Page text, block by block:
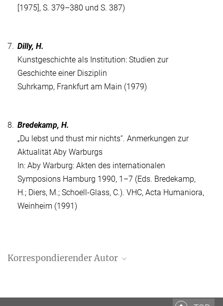
[1975], S. 379–380 und S. 387)
7. Dilly, H.
Kunstgeschichte als Institution: Studien zur
Geschichte einer Disziplin
Suhrkamp, Frankfurt am Main (1979)
8. Bredekamp, H.
„Du lebst und thust mir nichts“. Anmerkungen zur
Aktualität Aby Warburgs
In: Aby Warburg: Akten des internationalen
Symposions Hamburg 1990, 1–7 (Eds. Bredekamp,
H.; Diers, M.; Schoell-Glass, C.). VHC, Acta Humaniora,
Weinheim (1991)
Korrespondierender Autor